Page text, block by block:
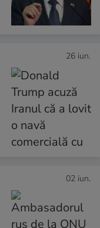
26 iun.
02 iun.